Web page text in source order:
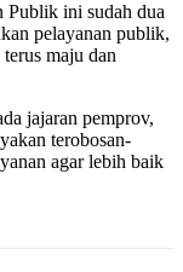
Publik ini sudah dua
pelayanan publik,
maju dan
jajaran pemprov,
terobosan-
agar lebih baik